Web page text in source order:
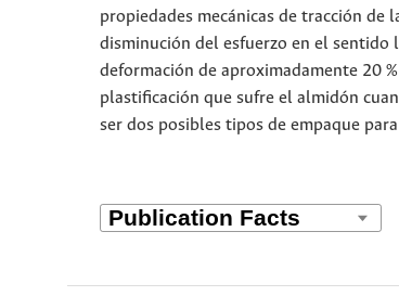
propiedades mecánicas de tracción
disminución del esfuerzo en el sentido
deformación de aproximadamente 20
plastificación que sufre el almidón
ser dos posibles tipos de empaque